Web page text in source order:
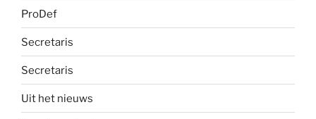
ProDef
Secretaris
Secretaris
Uit het nieuws